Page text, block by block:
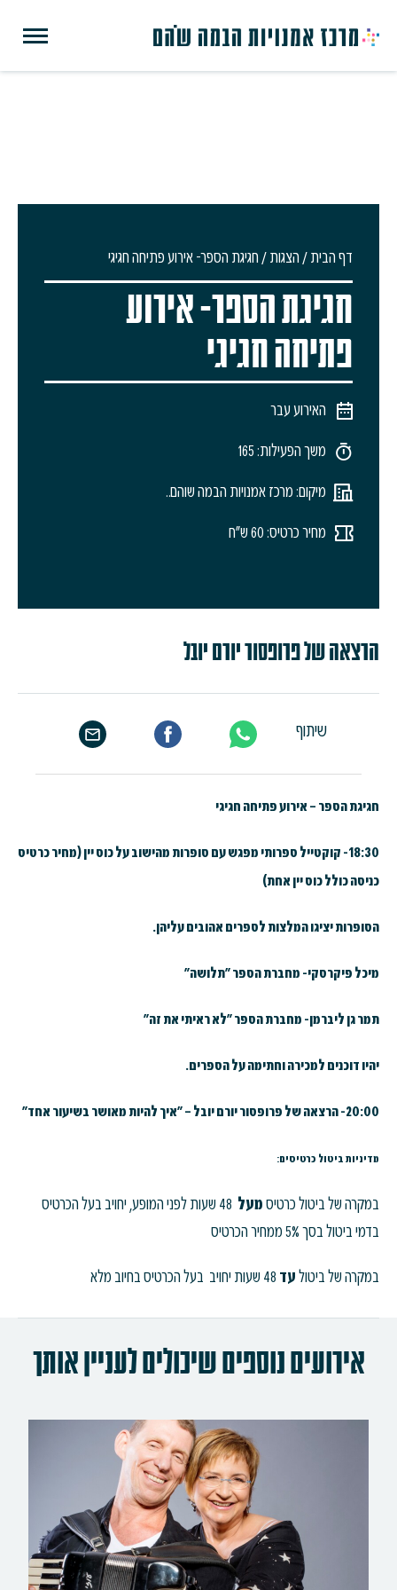
דף הבית/הצגות/חגיגת הספר- אירוע פתיחה חגיגי
חגיגת הספר- אירוע
פתיחה חגיגי
האירוע עבר
משך הפעילות: 165
מיקום: מרכז אמנויות הבמה שוהם..
מחיר כרטיס: 60 ש"ח
הרצאה של פרופסור יורם יובל
שיתוף
חגיגת הספר – אירוע פתיחה חגיגי
18:30- קוקטייל ספרותי מפגש עם סופרות מהישוב על כוס יין (מחיר כרטיס
כניסה כולל כוס יין אחת)
הסופרות יציגו המלצות לספרים אהובים עליהן.
מיכל פיקרסקי- מחברת הספר "תלושה"
תמר גן ליברמן- מחברת הספר "לא ראיתי את זה"
יהיו דוכנים למכירה וחתימה על הספרים.
20:00- הרצאה של פרופסור יורם יובל – "איך להיות מאושר בשיעור אחד"
מדיניות ביטול כרטיסים:
במקרה של ביטול כרטיסמעל
48 שעות לפני המופע, יחויב בעל הכרטיס
בדמי ביטול בסך 5% ממחיר הכרטיס
במקרה של ביטולעד
אירועים נוספים שיכולים לעניין אותך